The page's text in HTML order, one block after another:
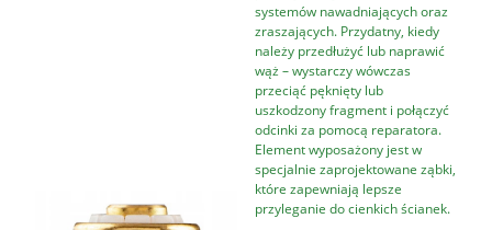
systemów nawadniających oraz
zraszających. Przydatny, kiedy
należy przedłużyć lub naprawić
wąż – wystarczy wówczas
przeciąć pęknięty lub
uszkodzony fragment i połączyć
odcinki za pomocą reparatora.
Element wyposażony jest w
specjalnie zaprojektowane ząbki,
które zapewniają lepsze
przyleganie do cienkich ścianek.